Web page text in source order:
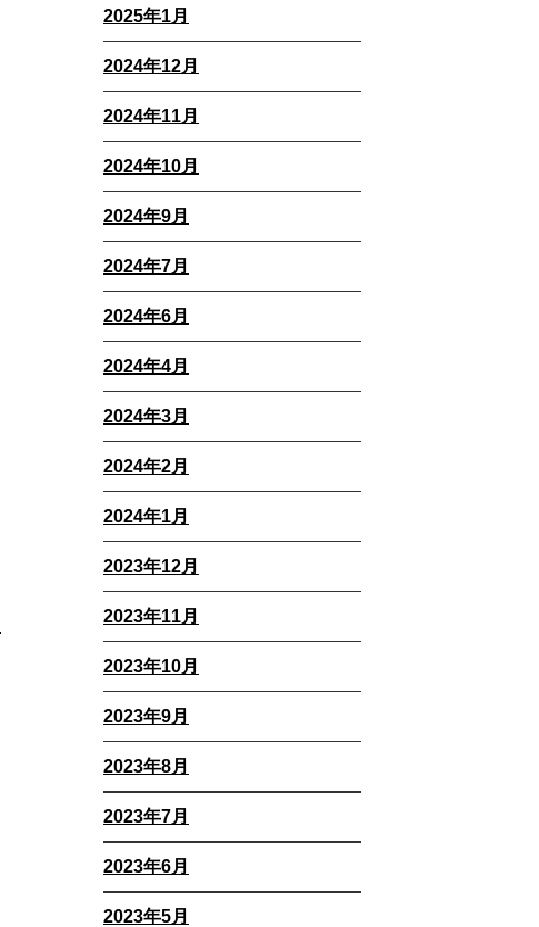
2025年1月
2024年12月
2024年11月
2024年10月
2024年9月
2024年7月
2024年6月
2024年4月
2024年3月
2024年2月
2024年1月
2023年12月
2023年11月
2023年10月
2023年9月
2023年8月
2023年7月
2023年6月
2023年5月